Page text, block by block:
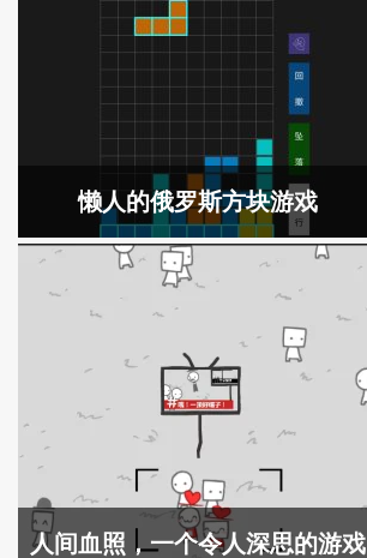
懒人的俄罗斯方块游戏
人间血照，一个令人深思的游戏